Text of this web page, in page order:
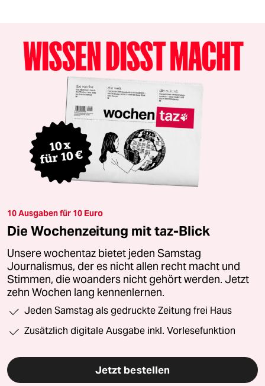
10 Ausgaben für 10 Euro
Die Wochenzeitung mit taz-Blick
Unsere wochentaz bietet jeden Samstag
Journalismus, der es nicht allen recht macht und
Stimmen, die woanders nicht gehört werden. Jetzt
zehn Wochen lang kennenlernen.
Jeden Samstag als gedruckte Zeitung frei Haus
Zusätzlich digitale Ausgabe inkl. Vorlesefunktion
Jetzt bestellen